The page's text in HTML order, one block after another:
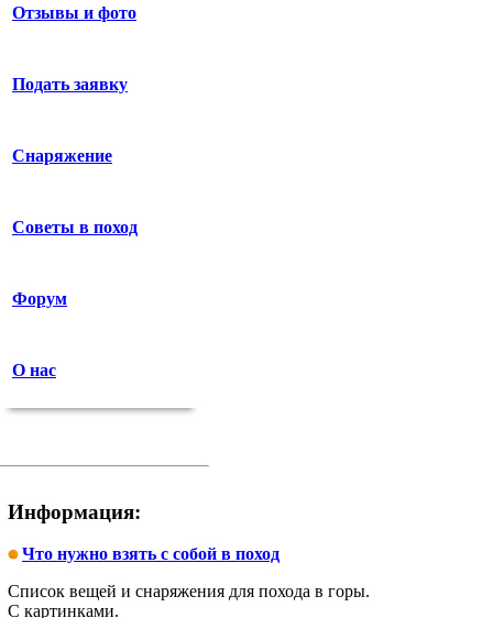
Отзывы и фото
Подать заявку
Снаряжение
Советы в поход
Форум
О нас
Информация:
Что нужно взять с собой в поход
Список вещей и снаряжения для похода в горы.
С картинками.